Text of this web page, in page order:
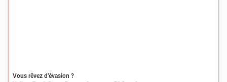
Vous rêvez d’évasion ?